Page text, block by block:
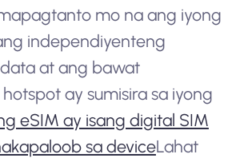
mo na ang iyong
independiyenteng
at ang bawat
ay sumisira sa iyong
eSIM ay isang digital SIM
sa deviceLahat